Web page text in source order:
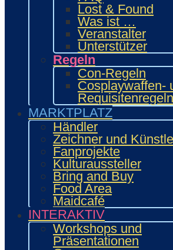
Lost & Found
Was ist …
Veranstalter
Unterstützer
Regeln
Con-Regeln
Cosplaywaffen-
Requisitenregeln
MARKTPLATZ
Händler
Zeichner und
Fanprojekte
Kulturaussteller
Bring and Buy
Food Area
Maidcafé
INTERAKTIV
Workshops und
Präsentationen
Ehrengäste
Showacts
Anime-Kino
Kulturprogramm
Cosplayball
Programm
Programm 2026
Wie.MAI.KAI App
Vergangenes Con-
Bewerbung
Händler
Zeichner & Künstler
Aussteller & Fanprojekte
Showacts
Workshops &
Helfende
Marketing & Sponsoring
Presse & Content
Verein wie.mai.kai e. V